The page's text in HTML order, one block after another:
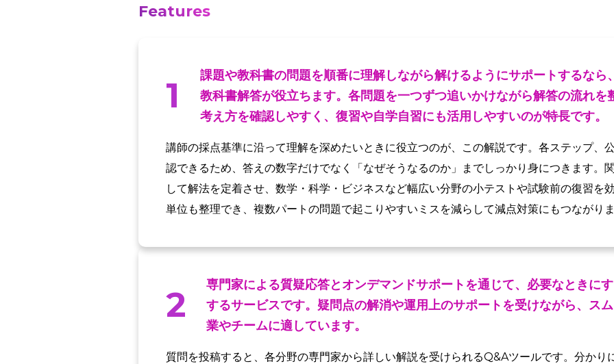
Features
1
課題や教科書の問題を順番に理解しながら解けるようにサポートするなら
教科書解答が役立ちます。各問題を一つずつ追いかけながら解答の流れを
考え方を確認しやすく、復習や自学自習にも活用しやすいのが特長です。
講師の採点基準に沿って理解を深めたいときに役立つのが、この解説です。各ステップ、
認できるため、答えの数字だけでなく「なぜそうなるのか」までしっかり身につきます。
して解法を定着させ、数学・科学・ビジネスなど幅広い分野の小テストや試験前の復習を
単位も整理でき、複数パートの問題で起こりやすいミスを減らして減点対策にもつながり
2
専門家による質疑応答とオンデマンドサポートを通じて、必要なときに
するサービスです。疑問点の解消や運用上のサポートを受けながら、ス
業やチームに適しています。
質問を投稿すると、各分野の専門家から詳しい解説を受けられるQ&Aツールです。分かり